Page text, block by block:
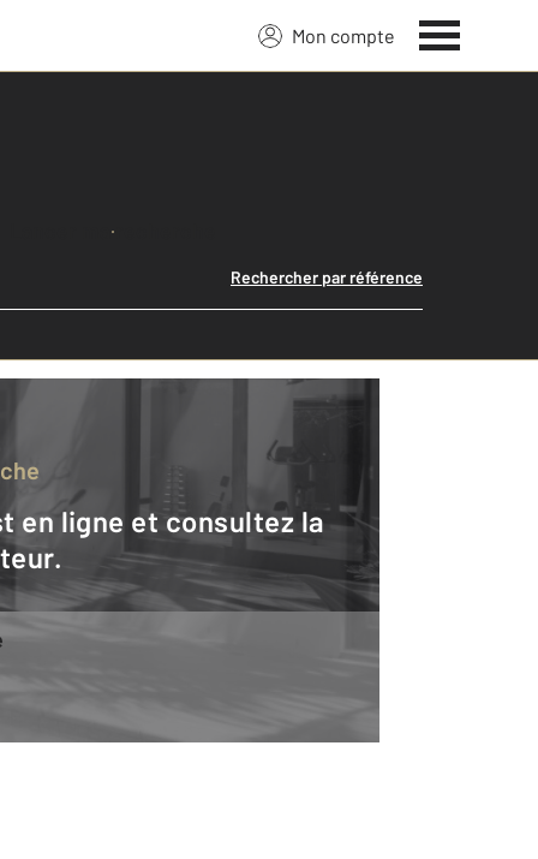
Mon compte
Lancer ma recherche
Rechercher par référence